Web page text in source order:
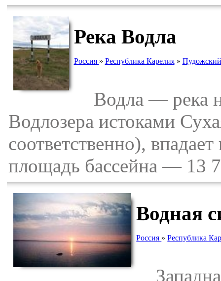
Река Водла
Россия » Республика Карелия»
Водла — река
Водлозера истоками
соответственно),
площадь бассейна — 13
Водная
Россия »Республика